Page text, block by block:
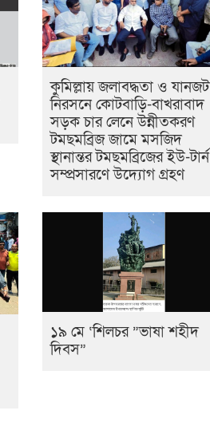
কুমিল্লায় জলাবদ্ধতা ও যানজট
নিরসনে কোটবাড়ি-বাখরাবাদ
সড়ক চার লেনে উন্নীতকরণ
টমছমব্রিজ জামে মসজিদ
স্থানান্তর টমছমব্রিজের ইউ-টার্ন
সম্প্রসারণে উদ্যোগ গ্রহণ
১৯ মে ‘শিলচর ”ভাষা শহীদ
দিবস”